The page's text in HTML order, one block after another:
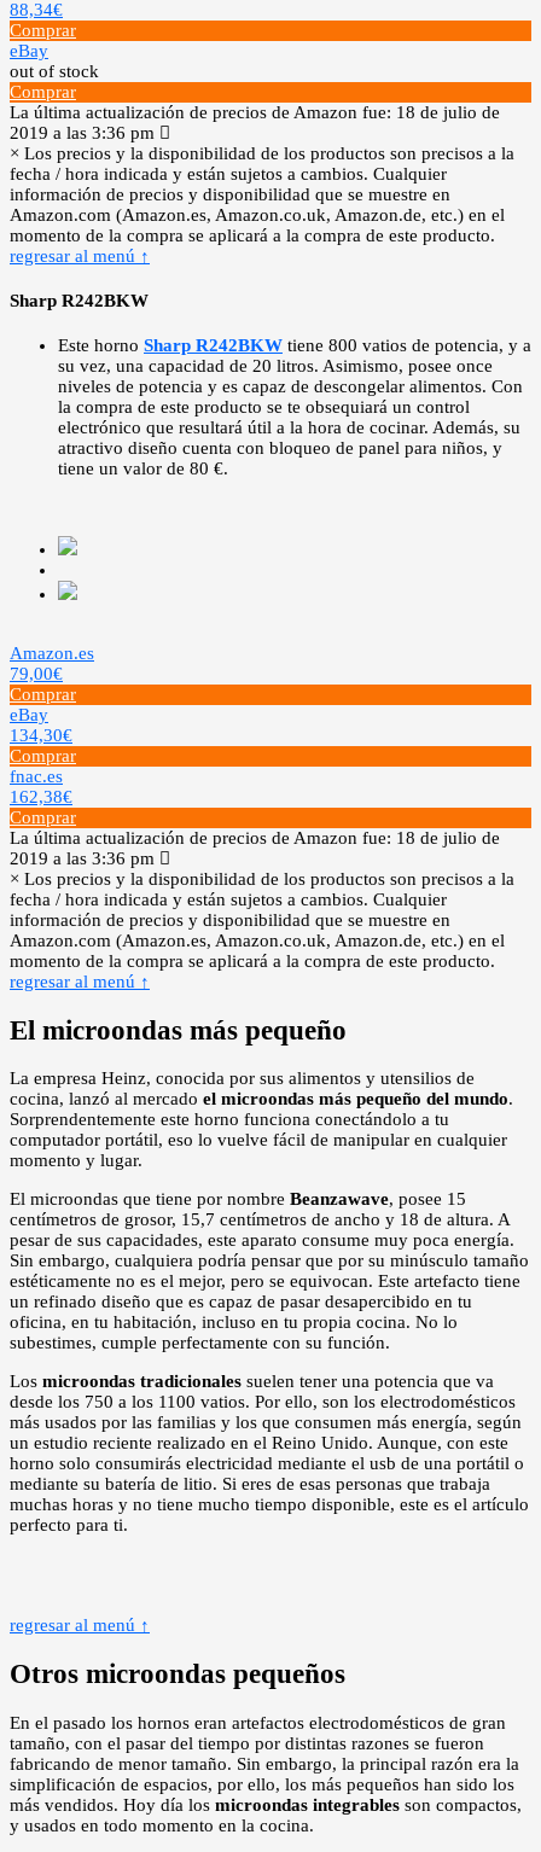
88,34€
Comprar
eBay
out of stock
Comprar
La última actualización de precios de Amazon fue: 18 de julio de
2019 a las 3:36 pm
× Los precios y la disponibilidad de los productos son precisos a la
fecha / hora indicada y están sujetos a cambios. Cualquier
información de precios y disponibilidad que se muestre en
Amazon.com (Amazon.es, Amazon.co.uk, Amazon.de, etc.) en el
momento de la compra se aplicará a la compra de este producto.
regresar al menú ↑
Sharp R242BKW
Este horno Sharp R242BKW tiene 800 vatios de potencia, y a
su vez, una capacidad de 20 litros. Asimismo, posee once
niveles de potencia y es capaz de descongelar alimentos. Con
la compra de este producto se te obsequiará un control
electrónico que resultará útil a la hora de cocinar. Además, su
atractivo diseño cuenta con bloqueo de panel para niños, y
tiene un valor de 80 €.
Amazon.es
79,00€
Comprar
eBay
134,30€
Comprar
fnac.es
162,38€
Comprar
La última actualización de precios de Amazon fue: 18 de julio de
2019 a las 3:36 pm
× Los precios y la disponibilidad de los productos son precisos a la
fecha / hora indicada y están sujetos a cambios. Cualquier
información de precios y disponibilidad que se muestre en
Amazon.com (Amazon.es, Amazon.co.uk, Amazon.de, etc.) en el
momento de la compra se aplicará a la compra de este producto.
regresar al menú ↑
El microondas más pequeño
La empresa Heinz, conocida por sus alimentos y utensilios de
cocina, lanzó al mercado el microondas más pequeño del mundo.
Sorprendentemente este horno funciona conectándolo a tu
computador portátil, eso lo vuelve fácil de manipular en cualquier
momento y lugar.
El microondas que tiene por nombre Beanzawave, posee 15
centímetros de grosor, 15,7 centímetros de ancho y 18 de altura. A
pesar de sus capacidades, este aparato consume muy poca energía.
Sin embargo, cualquiera podría pensar que por su minúsculo tamaño
estéticamente no es el mejor, pero se equivocan. Este artefacto tiene
un refinado diseño que es capaz de pasar desapercibido en tu
oficina, en tu habitación, incluso en tu propia cocina. No lo
subestimes, cumple perfectamente con su función.
Los microondas tradicionales suelen tener una potencia que va
desde los 750 a los 1100 vatios. Por ello, son los electrodomésticos
más usados por las familias y los que consumen más energía, según
un estudio reciente realizado en el Reino Unido. Aunque, con este
horno solo consumirás electricidad mediante el usb de una portátil o
mediante su batería de litio. Si eres de esas personas que trabaja
muchas horas y no tiene mucho tiempo disponible, este es el artículo
perfecto para ti.
regresar al menú ↑
Otros microondas pequeños
En el pasado los hornos eran artefactos electrodomésticos de gran
tamaño, con el pasar del tiempo por distintas razones se fueron
fabricando de menor tamaño. Sin embargo, la principal razón era la
simplificación de espacios, por ello, los más pequeños han sido los
más vendidos. Hoy día los microondas integrables son compactos,
y usados en todo momento en la cocina.